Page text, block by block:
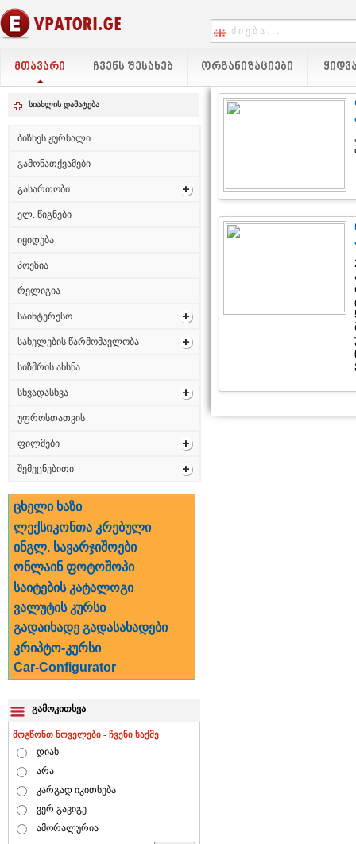
ᲛᲗᲐᲕᲐᲠᲘ ᲩᲕᲔᲜᲡ ᲨᲔᲡᲐᲮᲔᲑ ᲝᲠᲒᲐᲜᲘᲖᲐᲪᲘᲔᲑᲘ
სიახლის დამატება
ბიზნეს ჟურნალი
გამონათქვამები
გასართობი
ელ. წიგნები
იყიდება
პოეზია
რელიგია
საინტერესო
სახელების წარმომავლობა
სიზმრის ახსნა
სხვადასხვა
უფროსთათვის
ფილმები
შემეცნებითი
ცხელი ხაზი
ლექსიკონთა კრებული
ინგლ. სავარჯიშოები
ონლაინ ფოტოშოპი
საიტების კატალოგი
ვალუტის კურსი
გადაიხადე გადასახადები
კრიპტო-კურსი
Car-Configurator
გამოკითხვა
მოგწონთ ნოველები - ჩვენი საქმე
დიახ
არა
კარგად იკითხება
ვერ გავიგე
ამორალურია